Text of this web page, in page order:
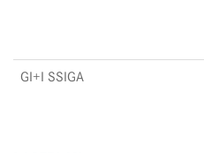
GI+I SSIGA